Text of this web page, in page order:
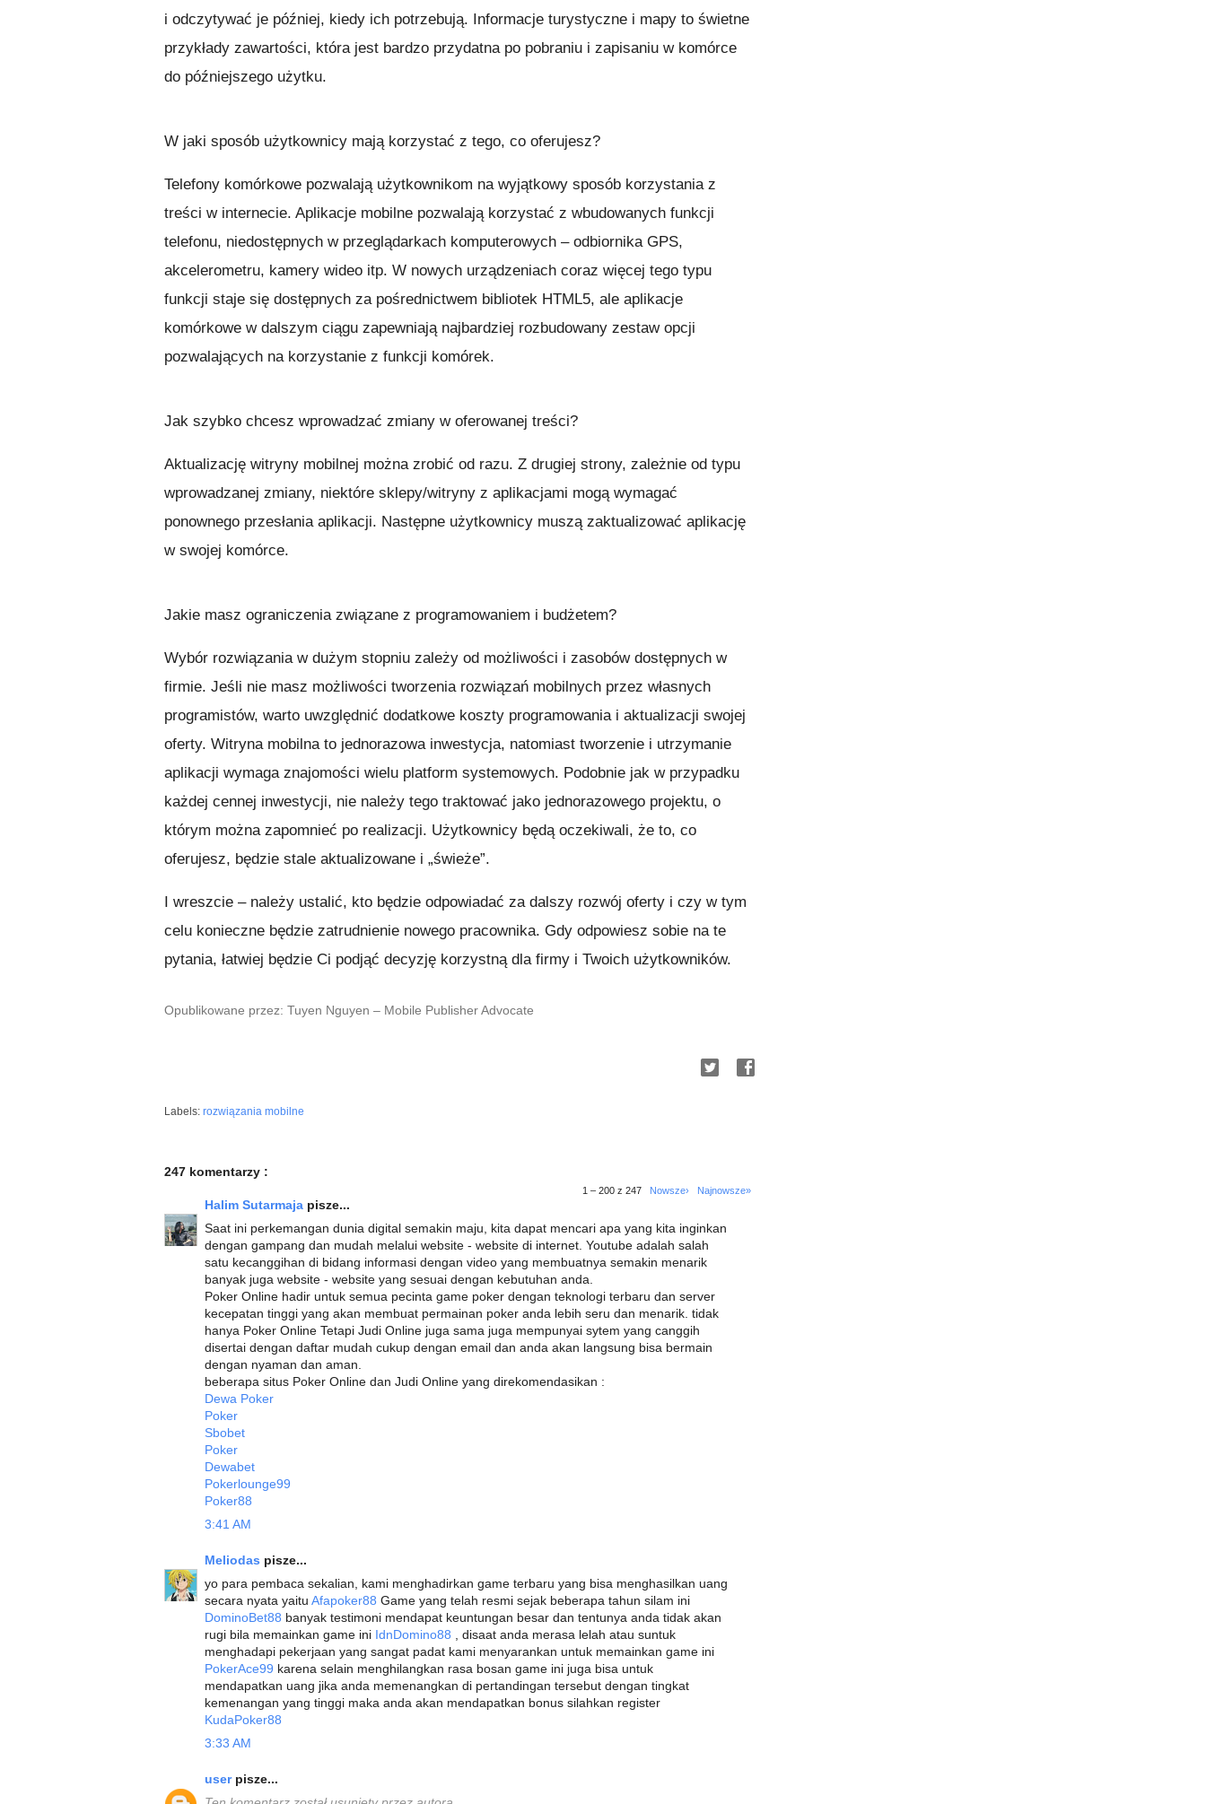
i odczytywać je później, kiedy ich potrzebują. Informacje turystyczne i mapy to świetne
przykłady zawartości, która jest bardzo przydatna po pobraniu i zapisaniu w komórce
do późniejszego użytku.
W jaki sposób użytkownicy mają korzystać z tego, co oferujesz?
Telefony komórkowe pozwalają użytkownikom na wyjątkowy sposób korzystania z
treści w internecie. Aplikacje mobilne pozwalają korzystać z wbudowanych funkcji
telefonu, niedostępnych w przeglądarkach komputerowych – odbiornika GPS,
akcelerometru, kamery wideo itp. W nowych urządzeniach coraz więcej tego typu
funkcji staje się dostępnych za pośrednictwem bibliotek HTML5, ale aplikacje
komórkowe w dalszym ciągu zapewniają najbardziej rozbudowany zestaw opcji
pozwalających na korzystanie z funkcji komórek.
Jak szybko chcesz wprowadzać zmiany w oferowanej treści?
Aktualizację witryny mobilnej można zrobić od razu. Z drugiej strony, zależnie od typu
wprowadzanej zmiany, niektóre sklepy/witryny z aplikacjami mogą wymagać
ponownego przesłania aplikacji. Następne użytkownicy muszą zaktualizować aplikację
w swojej komórce.
Jakie masz ograniczenia związane z programowaniem i budżetem?
Wybór rozwiązania w dużym stopniu zależy od możliwości i zasobów dostępnych w
firmie. Jeśli nie masz możliwości tworzenia rozwiązań mobilnych przez własnych
programistów, warto uwzględnić dodatkowe koszty programowania i aktualizacji swojej
oferty. Witryna mobilna to jednorazowa inwestycja, natomiast tworzenie i utrzymanie
aplikacji wymaga znajomości wielu platform systemowych. Podobnie jak w przypadku
każdej cennej inwestycji, nie należy tego traktować jako jednorazowego projektu, o
którym można zapomnieć po realizacji. Użytkownicy będą oczekiwali, że to, co
oferujesz, będzie stale aktualizowane i „świeże”.
I wreszcie – należy ustalić, kto będzie odpowiadać za dalszy rozwój oferty i czy w tym
celu konieczne będzie zatrudnienie nowego pracownika. Gdy odpowiesz sobie na te
pytania, łatwiej będzie Ci podjąć decyzję korzystną dla firmy i Twoich użytkowników.
Opublikowane przez: Tuyen Nguyen – Mobile Publisher Advocate
Labels: rozwiązania mobilne
247 komentarzy :
1 – 200 z 247 Nowsze› Najnowsze»
Halim Sutarmaja pisze...
Saat ini perkemangan dunia digital semakin maju, kita dapat mencari apa yang kita inginkan
dengan gampang dan mudah melalui website - website di internet. Youtube adalah salah
satu kecanggihan di bidang informasi dengan video yang membuatnya semakin menarik
banyak juga website - website yang sesuai dengan kebutuhan anda.
Poker Online hadir untuk semua pecinta game poker dengan teknologi terbaru dan server
kecepatan tinggi yang akan membuat permainan poker anda lebih seru dan menarik. tidak
hanya Poker Online Tetapi Judi Online juga sama juga mempunyai sytem yang canggih
disertai dengan daftar mudah cukup dengan email dan anda akan langsung bisa bermain
dengan nyaman dan aman.
beberapa situs Poker Online dan Judi Online yang direkomendasikan :
Dewa Poker
Poker
Sbobet
Poker
Dewabet
Pokerlounge99
Poker88
3:41 AM
Meliodas pisze...
yo para pembaca sekalian, kami menghadirkan game terbaru yang bisa menghasilkan uang
secara nyata yaitu Afapoker88 Game yang telah resmi sejak beberapa tahun silam ini
DominoBet88 banyak testimoni mendapat keuntungan besar dan tentunya anda tidak akan
rugi bila memainkan game ini IdnDomino88 , disaat anda merasa lelah atau suntuk
menghadapi pekerjaan yang sangat padat kami menyarankan untuk memainkan game ini
PokerAce99 karena selain menghilangkan rasa bosan game ini juga bisa untuk
mendapatkan uang jika anda memenangkan di pertandingan tersebut dengan tingkat
kemenangan yang tinggi maka anda akan mendapatkan bonus silahkan register
KudaPoker88
3:33 AM
user pisze...